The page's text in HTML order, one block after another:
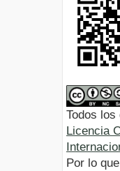
Todos
Licencia
Por lo